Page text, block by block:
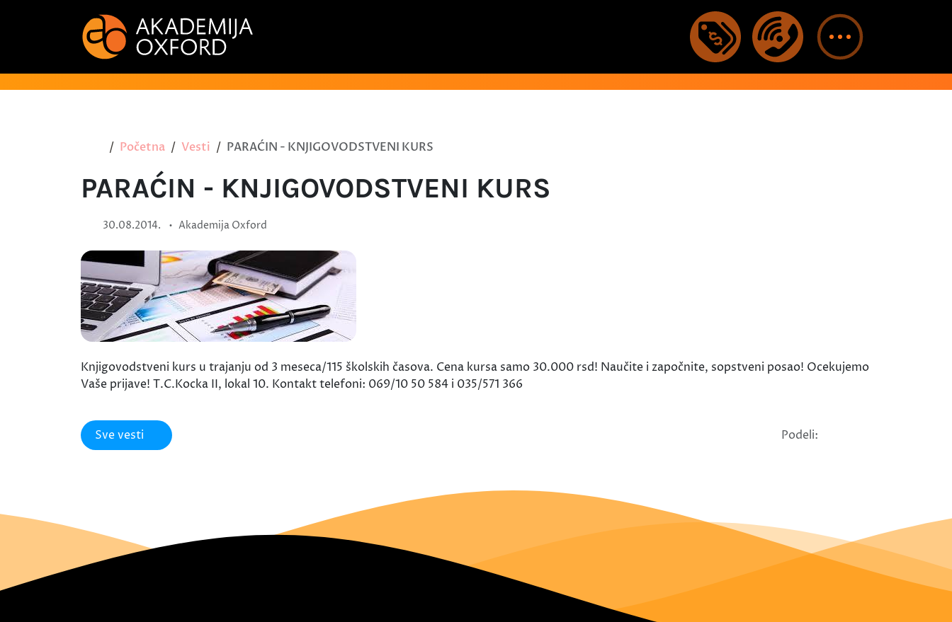
Početna Vesti PARAĆIN - KNJIGOVODSTVENI KURS
PARAĆIN - KNJIGOVODSTVENI KURS
30.08.2014. • Akademija Oxford
Knjigovodstveni kurs u trajanju od 3 meseca/115 školskih časova. Cena kursa samo 30.000 rsd! Naučite i započnite, sopstveni posao! Ocekujemo
Vaše prijave! T.C.Kocka II, lokal 10. Kontakt telefoni: 069/10 50 584 i 035/571 366
Sve vesti Podeli: